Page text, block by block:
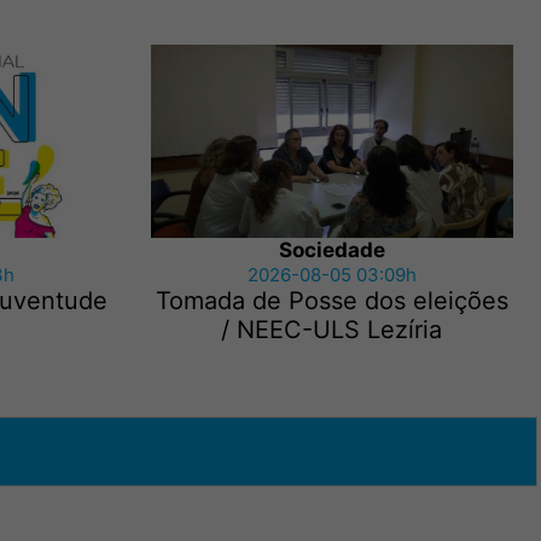
Sociedade
2026-08-05 03:09h
Tomada de Posse dos eleições
/ NEEC-ULS Lezíria